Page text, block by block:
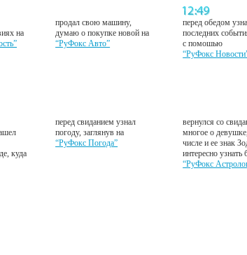
на
продал свою машину,
думаю о покупке новой на
“РуФокс Авто”
перед обедом
последних
с помошью
“РуФокс
куда
перед свиданием узнал
погоду, заглянув на
“РуФокс Погода”
вернулся со
многое о
числе и ее знак
интересно узнать
“РуФокс